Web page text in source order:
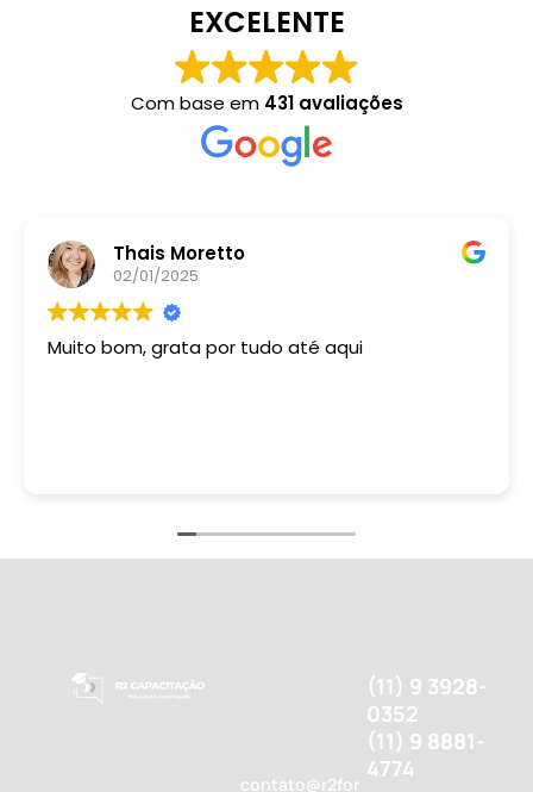
EXCELENTE
Com base em 431 avaliações
Thais Moretto
02/01/2025
Muito bom, grata por tudo até aqui
contato@r2for
(11) 9 3928-
0352
(11) 9 8881-
4774